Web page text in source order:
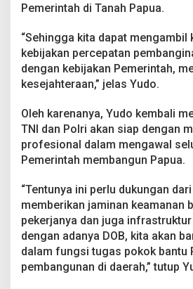
Pemerintah di Tanah Papua.
“Sehingga kita dapat mengambil
kebijakan percepatan
dengan kebijakan Pemerintah,
kesejahteraan,” jelas Yudo.
Oleh karenanya, Yudo kembali
TNI dan Polri akan siap dengan
profesional dalam mengawal
Pemerintah membangun Papua.
“Tentunya ini perlu dukungan
memberikan jaminan keamanan
pekerjanya dan juga
dengan adanya DOB, kita akan
dalam fungsi tugas pokok bantu
pembangunan di daerah,” tutup